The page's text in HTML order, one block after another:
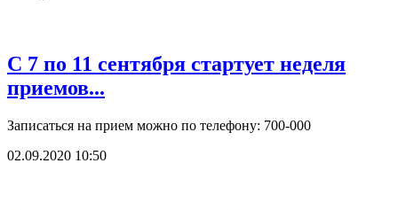
С 7 по 11 сентября стартует неделя
приемов...
Записаться на прием можно по телефону: 700-000
02.09.2020 10:50